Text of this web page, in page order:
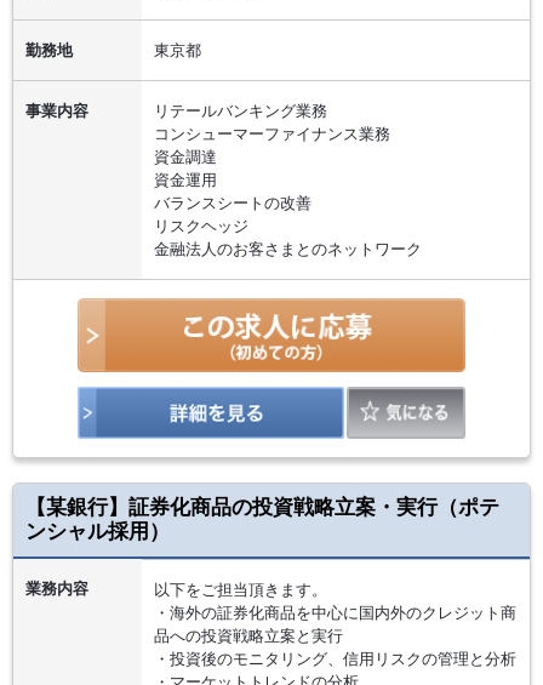
勤務地 東京都
事業内容
リテールバンキング業務
コンシューマーファイナンス業務
資金調達
資金運用
バランスシートの改善
リスクヘッジ
金融法人のお客さまとのネットワーク
【某銀行】証券化商品の投資戦略立案・実行（ポテ
ンシャル採用）
業務内容
以下をご担当頂きます。
・海外の証券化商品を中心に国内外のクレジット商
品への投資戦略立案と実行
・投資後のモニタリング、信用リスクの管理と分析